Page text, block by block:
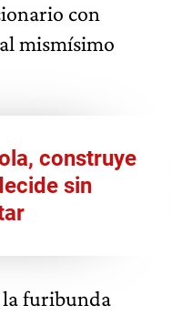
con
mismísimo
construye
sin
furibunda